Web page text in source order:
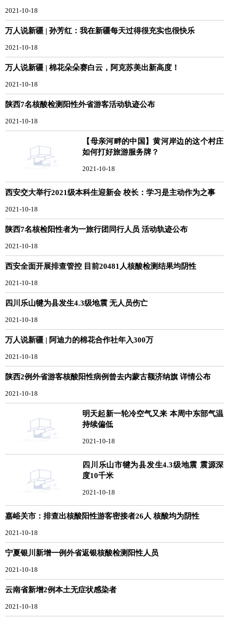
2021-10-18
万人说新疆 | 孙芳红：我在新疆每天过得很充实也很快乐
2021-10-18
万人说新疆 | 棉花朵朵赛白云，阿克苏美出新高度！
2021-10-18
陕西7名核酸检测阳性外省游客活动轨迹公布
2021-10-18
【母亲河畔的中国】黄河岸边的这个村庄
如何打好旅游服务牌？
2021-10-18
西安交大举行2021级本科生迎新会 校长：学习是主动作为之事
2021-10-18
陕西7名核检阳性者为一旅行团同行人员 活动轨迹公布
2021-10-18
西安全面开展排查管控 目前20481人核酸检测结果均阴性
2021-10-18
四川乐山犍为县发生4.3级地震 无人员伤亡
2021-10-18
万人说新疆 | 阿迪力的棉花合作社年入300万
2021-10-18
陕西2例外省游客核酸阳性病例曾去内蒙古额济纳旗 详情公布
2021-10-18
明天起新一轮冷空气又来 本周中东部气温
持续偏低
2021-10-18
四川乐山市犍为县发生4.3级地震 震源深
度10千米
2021-10-18
嘉峪关市：排查出核酸阳性游客密接者26人 核酸均为阴性
2021-10-18
宁夏银川新增一例外省返银核酸检测阳性人员
2021-10-18
云南省新增2例本土无症状感染者
2021-10-18